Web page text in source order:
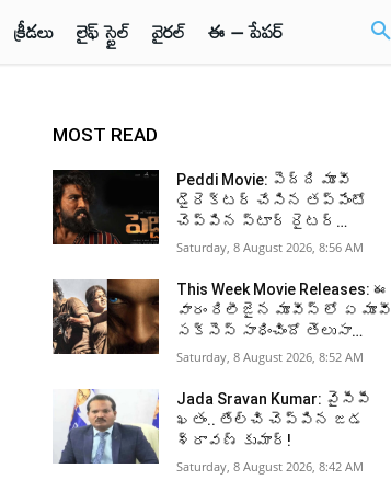
క్రీడలు లైఫ్ స్టైల్ వైరల్ ఈ – పేపర్
MOST READ
Peddi Movie: పెద్ది మూవీ
డైరెక్టర్ చేసిన తప్పేంటో
చెప్పిన స్టార్ రైటర్…
Saturday, 8 August 2026, 8:56 AM
This Week Movie Releases: ఈ
వారం రిలీజైన మూవీస్ లో ఏ మూవీ
సక్సెస్ సాధించిందో తెలుసా…
Saturday, 8 August 2026, 8:52 AM
Jada Sravan Kumar: వైసీపీ
ఖతం.. తేల్చి చెప్పిన జడ
శ్రావణ్ కుమార్!
Saturday, 8 August 2026, 8:42 AM